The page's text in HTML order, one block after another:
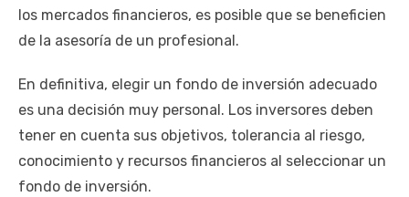
los mercados financieros, es posible que se beneficien
de la asesoría de un profesional.
En definitiva, elegir un fondo de inversión adecuado
es una decisión muy personal. Los inversores deben
tener en cuenta sus objetivos, tolerancia al riesgo,
conocimiento y recursos financieros al seleccionar un
fondo de inversión.